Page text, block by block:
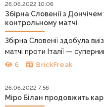
26.06.2022 10:06
Збірна Словенії з
контрольному матчі
Збірна Словенії здобула
матчі проти Італії —
6 BrickFreak
26.06.2022 7:56
Міро Білан продовжить